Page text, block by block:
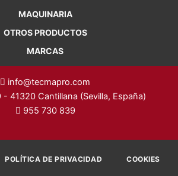
MAQUINARIA
OTROS PRODUCTOS
MARCAS
info@tecmapro.com
- 41320 Cantillana (Sevilla, España)
955 730 839
POLÍTICA DE PRIVACIDAD COOKIES